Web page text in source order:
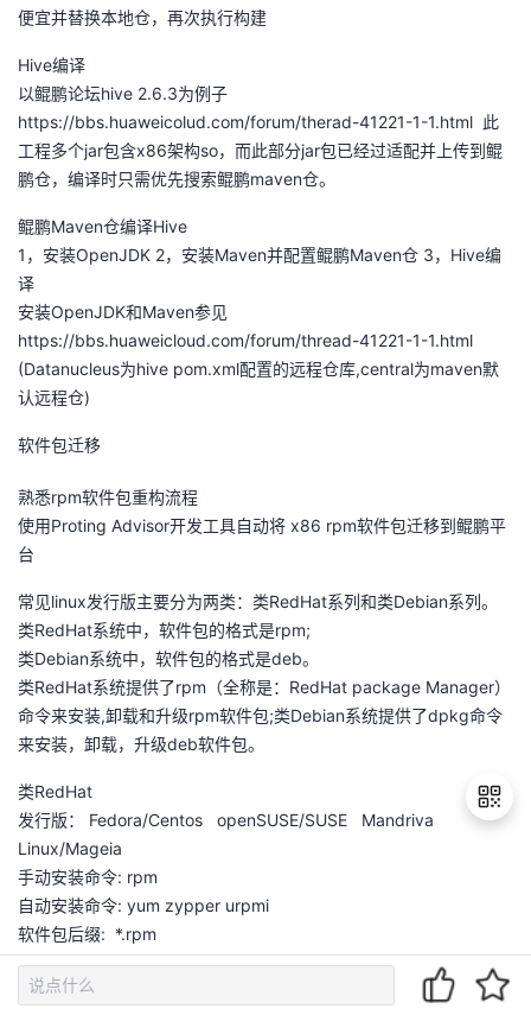
便宜并替换本地仓，再次执行构建
Hive编译
以鲲鹏论坛hive 2.6.3为例子
https://bbs.huaweicolud.com/forum/therad-41221-1-1.html 此
工程多个jar包含x86架构so，而此部分jar包已经过适配并上传到鲲
鹏仓，编译时只需优先搜索鲲鹏maven仓。
鲲鹏Maven仓编译Hive
1，安装OpenJDK 2，安装Maven并配置鲲鹏Maven仓 3，Hive编
译
安装OpenJDK和Maven参见
https://bbs.huaweicloud.com/forum/thread-41221-1-1.html
(Datanucleus为hive pom.xml配置的远程仓库,central为maven默
认远程仓)
软件包迁移
熟悉rpm软件包重构流程
使用Proting Advisor开发工具自动将 x86 rpm软件包迁移到鲲鹏平
台
常见linux发行版主要分为两类：类RedHat系列和类Debian系列。
类RedHat系统中，软件包的格式是rpm;
类Debian系统中，软件包的格式是deb。
类RedHat系统提供了rpm（全称是：RedHat package Manager）
命令来安装,卸载和升级rpm软件包;类Debian系统提供了dpkg命令
来安装，卸载，升级deb软件包。
类RedHat
发行版： Fedora/Centos openSUSE/SUSE Mandriva
Linux/Mageia
手动安装命令: rpm
自动安装命令: yum zypper urpmi
软件包后缀: *.rpm
类Debian
发行版 Debian/Ubuntu